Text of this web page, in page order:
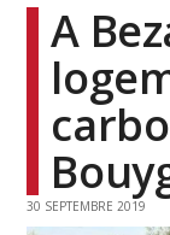
A
30 SEPTEMBRE 2019